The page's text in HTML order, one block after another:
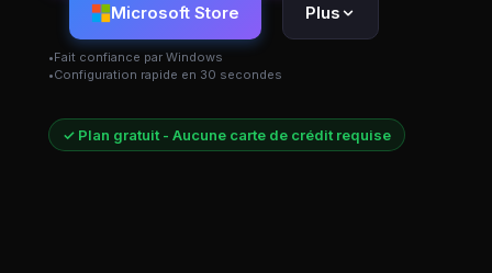
Microsoft Store
Fait confiance par Windows
Configuration rapide en 30 secondes
Plus
✓ Plan gratuit - Aucune carte de crédit requise